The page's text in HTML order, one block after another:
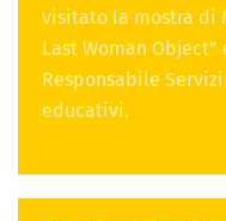
visitato la mostra di
Last Woman
Responsabile
educativi.